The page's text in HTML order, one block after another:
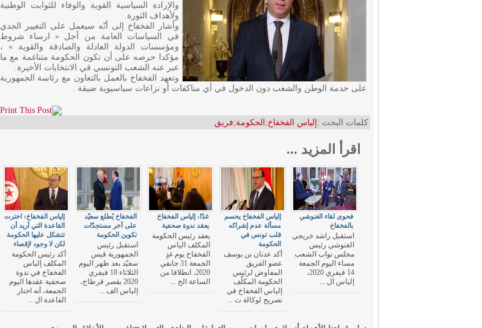
والإرادة السياسية القوية والوفاء للثوابت الوطنية
ولأهداف الثورة.
وأشار الفخفاخ إلى أنّه سيعمل على التغيير الجدي
في السياسات العامة من أجل « ارساء شروط
ومؤسسات الدولة العادلة والصادقة والقوية » ،
مؤكدا حرصه على أن تكون الحكومة متناغمة مع ما
عبر عنه الشعب التونسي في الانتخابات الأخيرة.
وتعهد الفخفاخ بالعمل بالتعاون مع رئاسة الجمهورية
على خدمة الوطن والشعب دون الدخول في أي مناكفات أو نزاعات سياسيوية ضيقة .
كلمات البحث : إلياس الفخفاخ; الحكومة;فريق
اقرأ المزيد ...
إلياس الفخفاخ: اخترت
القاعدة التي أريد أن
تتشكل عليها الحكومة
لكن لا وجود لإقصاء
أكد رئيس الحكومة
المكلف إلياس
الفخفاخ في ندوة
صحفية عقدها اليوم
الجمعة، أنه اختار
القاعدة ال ...
الفخفاخ يُطلع سعيّد
على آخر مستجدّات
تكوين الحكومة
استقبل رئيس
الجمهورية قيس
سعيّد بعد ظهر اليوم
الثلاثاء 18 فيفري
2020 بقصر قرطاج،
إلياس الف ...
غدًا: إلياس الفخفاخ
يعقد ندوة صحفية
يعقد رئيس الحكومة
المكلف الياس
الفخفاخ يوم غدٍ
الجمعة 31 جانفي
2020، انطلاقا من
الساعة الح ...
إلياس الفخفاخ يحسم
مسألة عدم إشراكه
قلب تونس في
الحكومة
أكد عدنان بن يوسف
عضو الفريق
المفاوض لرئيس
الحكومة المكلّف
إلياس الفخفاخ في
تصريح لوكالة ت ...
فحوى لقاء الغنوشي
بالفخفاخ
استقبل راشد خريجي
الغنوشي رئيس
مجلس نواب الشعب
مساء اليوم الجمعة
14 فيفري 2020،
إلياس ال ...